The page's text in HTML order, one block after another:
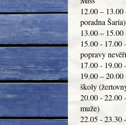
12.00 –
poradna Šaría)
13.00 –
15.00 - 17.00
popravy
17.00 - 19.00
19.00 –
školy
20.00 - 22.00
muže)
22.05 - 23.30